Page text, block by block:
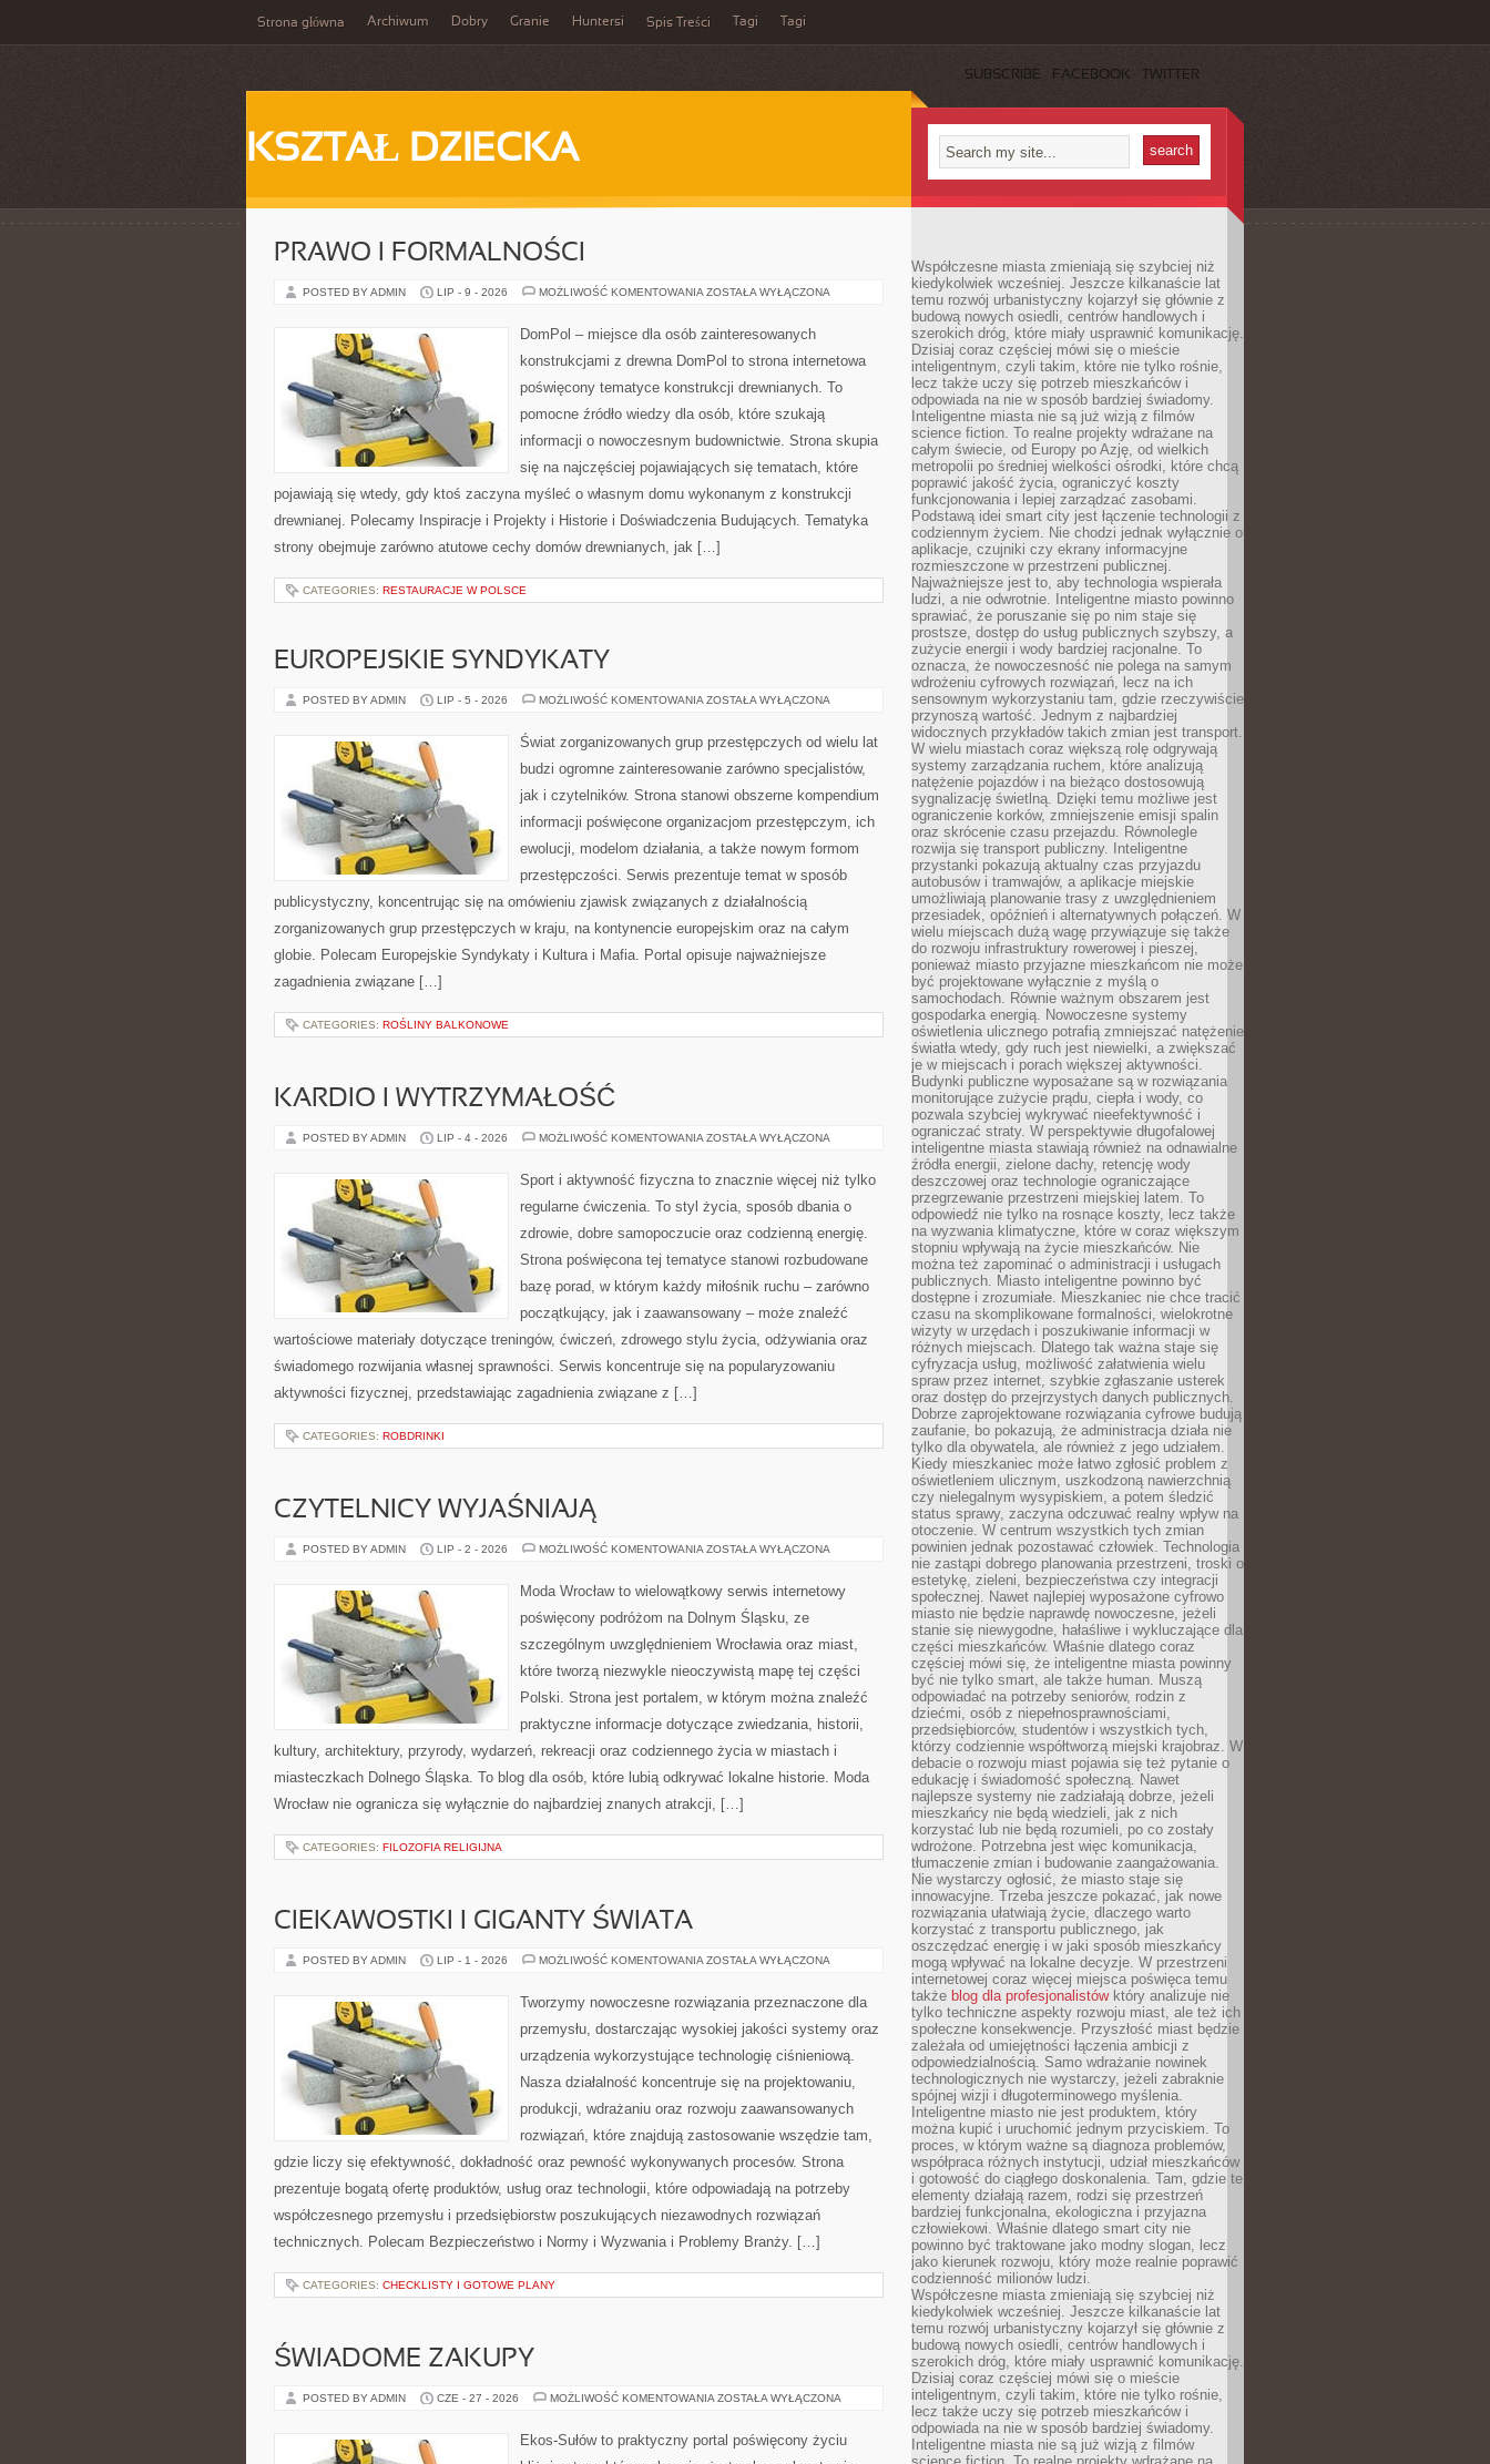
Strona główna Archiwum Dobry Granie Huntersi Spis Treści Tagi Tagi
SUBSCRIBE FACEBOOK TWITTER
KSZTAŁ DZIECKA
PRAWO I FORMALNOŚCI
POSTED BY ADMIN LIP - 9 - 2026 MOŻLIWOŚĆ KOMENTOWANIA PRAWO
ZOSTAŁA WYŁĄCZONA
DomPol – miejsce dla osób zainteresowanych
konstrukcjami z drewna DomPol to strona internetowa
poświęcony tematyce konstrukcji drewnianych. To
pomocne źródło wiedzy dla osób, które szukają
informacji o nowoczesnym budownictwie. Strona skupia
się na najczęściej pojawiających się tematach, które
pojawiają się wtedy, gdy ktoś zaczyna myśleć o własnym domu wykonanym z konstrukcji
drewnianej. Polecamy Inspiracje i Projekty i Historie i Doświadczenia Budujących. Tematyka
strony obejmuje zarówno atutowe cechy domów drewnianych, jak […]
CATEGORIES: RESTAURACJE W POLSCE
EUROPEJSKIE SYNDYKATY
POSTED BY ADMIN LIP - 5 - 2026 MOŻLIWOŚĆ KOMENTOWANIA EUROPEJSKIE
ZOSTAŁA WYŁĄCZONA
Świat zorganizowanych grup przestępczych od wielu lat
budzi ogromne zainteresowanie zarówno specjalistów,
jak i czytelników. Strona stanowi obszerne kompendium
informacji poświęcone organizacjom przestępczym, ich
ewolucji, modelom działania, a także nowym formom
przestępczości. Serwis prezentuje temat w sposób
publicystyczny, koncentrując się na omówieniu zjawisk związanych z działalnością
zorganizowanych grup przestępczych w kraju, na kontynencie europejskim oraz na całym
globie. Polecam Europejskie Syndykaty i Kultura i Mafia. Portal opisuje najważniejsze
zagadnienia związane […]
CATEGORIES: ROŚLINY BALKONOWE
KARDIO I WYTRZYMAŁOŚĆ
POSTED BY ADMIN LIP - 4 - 2026 MOŻLIWOŚĆ KOMENTOWANIA KARDIO
ZOSTAŁA WYŁĄCZONA
Sport i aktywność fizyczna to znacznie więcej niż tylko
regularne ćwiczenia. To styl życia, sposób dbania o
zdrowie, dobre samopoczucie oraz codzienną energię.
Strona poświęcona tej tematyce stanowi rozbudowane
bazę porad, w którym każdy miłośnik ruchu – zarówno
początkujący, jak i zaawansowany – może znaleźć
wartościowe materiały dotyczące treningów, ćwiczeń, zdrowego stylu życia, odżywiania oraz
świadomego rozwijania własnej sprawności. Serwis koncentruje się na popularyzowaniu
aktywności fizycznej, przedstawiając zagadnienia związane z […]
CATEGORIES: ROBDRINKI
CZYTELNICY WYJAŚNIAJĄ
POSTED BY ADMIN LIP - 2 - 2026 MOŻLIWOŚĆ KOMENTOWANIA CZYTELNICY
ZOSTAŁA WYŁĄCZONA
Moda Wrocław to wielowątkowy serwis internetowy
poświęcony podróżom na Dolnym Śląsku, ze
szczególnym uwzględnieniem Wrocławia oraz miast,
które tworzą niezwykle nieoczywistą mapę tej części
Polski. Strona jest portalem, w którym można znaleźć
praktyczne informacje dotyczące zwiedzania, historii,
kultury, architektury, przyrody, wydarzeń, rekreacji oraz codziennego życia w miastach i
miasteczkach Dolnego Śląska. To blog dla osób, które lubią odkrywać lokalne historie. Moda
Wrocław nie ogranicza się wyłącznie do najbardziej znanych atrakcji, […]
CATEGORIES: FILOZOFIA RELIGIJNA
CIEKAWOSTKI I GIGANTY ŚWIATA
POSTED BY ADMIN LIP - 1 - 2026 MOŻLIWOŚĆ KOMENTOWANIA CIEKAWOSTKI
ŚWIATA
ZOSTAŁA WYŁĄCZONA
Tworzymy nowoczesne rozwiązania przeznaczone dla
przemysłu, dostarczając wysokiej jakości systemy oraz
urządzenia wykorzystujące technologię ciśnieniową.
Nasza działalność koncentruje się na projektowaniu,
produkcji, wdrażaniu oraz rozwoju zaawansowanych
rozwiązań, które znajdują zastosowanie wszędzie tam,
gdzie liczy się efektywność, dokładność oraz pewność wykonywanych procesów. Strona
prezentuje bogatą ofertę produktów, usług oraz technologii, które odpowiadają na potrzeby
współczesnego przemysłu i przedsiębiorstw poszukujących niezawodnych rozwiązań
technicznych. Polecam Bezpieczeństwo i Normy i Wyzwania i Problemy Branży. […]
CATEGORIES: CHECKLISTY I GOTOWE PLANY
ŚWIADOME ZAKUPY
POSTED BY ADMIN CZE - 27 - 2026 MOŻLIWOŚĆ KOMENTOWANIA ŚWIADOME
ZOSTAŁA WYŁĄCZONA
Ekos-Sułów to praktyczny portal poświęcony życiu
Współczesne miasta zmieniają się szybciej niż
kiedykolwiek wcześniej. Jeszcze kilkanaście lat
temu rozwój urbanistyczny kojarzył się głównie z
budową nowych osiedli, centrów handlowych i
szerokich dróg, które miały usprawnić komunikację.
Dzisiaj coraz częściej mówi się o mieście
inteligentnym, czyli takim, które nie tylko rośnie,
lecz także uczy się potrzeb mieszkańców i
odpowiada na nie w sposób bardziej świadomy.
Inteligentne miasta nie są już wizją z filmów
science fiction. To realne projekty wdrażane na
całym świecie, od Europy po Azję, od wielkich
metropolii po średniej wielkości ośrodki, które chcą
poprawić jakość życia, ograniczyć koszty
funkcjonowania i lepiej zarządzać zasobami.
Podstawą idei smart city jest łączenie technologii z
codziennym życiem. Nie chodzi jednak wyłącznie o
aplikacje, czujniki czy ekrany informacyjne
rozmieszczone w przestrzeni publicznej.
Najważniejsze jest to, aby technologia wspierała
ludzi, a nie odwrotnie. Inteligentne miasto powinno
sprawiać, że poruszanie się po nim staje się
prostsze, dostęp do usług publicznych szybszy, a
zużycie energii i wody bardziej racjonalne. To
oznacza, że nowoczesność nie polega na samym
wdrożeniu cyfrowych rozwiązań, lecz na ich
sensownym wykorzystaniu tam, gdzie rzeczywiście
przynoszą wartość. Jednym z najbardziej
widocznych przykładów takich zmian jest transport.
W wielu miastach coraz większą rolę odgrywają
systemy zarządzania ruchem, które analizują
natężenie pojazdów i na bieżąco dostosowują
sygnalizację świetlną. Dzięki temu możliwe jest
ograniczenie korków, zmniejszenie emisji spalin
oraz skrócenie czasu przejazdu. Równolegle
rozwija się transport publiczny. Inteligentne
przystanki pokazują aktualny czas przyjazdu
autobusów i tramwajów, a aplikacje miejskie
umożliwiają planowanie trasy z uwzględnieniem
przesiadek, opóźnień i alternatywnych połączeń. W
wielu miejscach dużą wagę przywiązuje się także
do rozwoju infrastruktury rowerowej i pieszej,
ponieważ miasto przyjazne mieszkańcom nie może
być projektowane wyłącznie z myślą o
samochodach. Równie ważnym obszarem jest
gospodarka energią. Nowoczesne systemy
oświetlenia ulicznego potrafią zmniejszać natężenie
światła wtedy, gdy ruch jest niewielki, a zwiększać
je w miejscach i porach większej aktywności.
Budynki publiczne wyposażane są w rozwiązania
monitorujące zużycie prądu, ciepła i wody, co
pozwala szybciej wykrywać nieefektywność i
ograniczać straty. W perspektywie długofalowej
inteligentne miasta stawiają również na odnawialne
źródła energii, zielone dachy, retencję wody
deszczowej oraz technologie ograniczające
przegrzewanie przestrzeni miejskiej latem. To
odpowiedź nie tylko na rosnące koszty, lecz także
na wyzwania klimatyczne, które w coraz większym
stopniu wpływają na życie mieszkańców. Nie
można też zapominać o administracji i usługach
publicznych. Miasto inteligentne powinno być
dostępne i zrozumiałe. Mieszkaniec nie chce tracić
czasu na skomplikowane formalności, wielokrotne
wizyty w urzędach i poszukiwanie informacji w
różnych miejscach. Dlatego tak ważna staje się
cyfryzacja usług, możliwość załatwienia wielu
spraw przez internet, szybkie zgłaszanie usterek
oraz dostęp do przejrzystych danych publicznych.
Dobrze zaprojektowane rozwiązania cyfrowe budują
zaufanie, bo pokazują, że administracja działa nie
tylko dla obywatela, ale również z jego udziałem.
Kiedy mieszkaniec może łatwo zgłosić problem z
oświetleniem ulicznym, uszkodzoną nawierzchnią
czy nielegalnym wysypiskiem, a potem śledzić
status sprawy, zaczyna odczuwać realny wpływ na
otoczenie. W centrum wszystkich tych zmian
powinien jednak pozostawać człowiek. Technologia
nie zastąpi dobrego planowania przestrzeni, troski o
estetykę, zieleni, bezpieczeństwa czy integracji
społecznej. Nawet najlepiej wyposażone cyfrowo
miasto nie będzie naprawdę nowoczesne, jeżeli
stanie się niewygodne, hałaśliwe i wykluczające dla
części mieszkańców. Właśnie dlatego coraz
częściej mówi się, że inteligentne miasta powinny
być nie tylko smart, ale także human. Muszą
odpowiadać na potrzeby seniorów, rodzin z
dziećmi, osób z niepełnosprawnościami,
przedsiębiorców, studentów i wszystkich tych,
którzy codziennie współtworzą miejski krajobraz. W
debacie o rozwoju miast pojawia się też pytanie o
edukację i świadomość społeczną. Nawet
najlepsze systemy nie zadziałają dobrze, jeżeli
mieszkańcy nie będą wiedzieli, jak z nich
korzystać lub nie będą rozumieli, po co zostały
wdrożone. Potrzebna jest więc komunikacja,
tłumaczenie zmian i budowanie zaangażowania.
Nie wystarczy ogłosić, że miasto staje się
innowacyjne. Trzeba jeszcze pokazać, jak nowe
rozwiązania ułatwiają życie, dlaczego warto
korzystać z transportu publicznego, jak
oszczędzać energię i w jaki sposób mieszkańcy
mogą wpływać na lokalne decyzje. W przestrzeni
internetowej coraz więcej miejsca poświęca temu
także blog dla profesjonalistówktóry analizuje nie
tylko techniczne aspekty rozwoju miast, ale też ich
społeczne konsekwencje. Przyszłość miast będzie
zależała od umiejętności łączenia ambicji z
odpowiedzialnością. Samo wdrażanie nowinek
technologicznych nie wystarczy, jeżeli zabraknie
spójnej wizji i długoterminowego myślenia.
Inteligentne miasto nie jest produktem, który
można kupić i uruchomić jednym przyciskiem. To
proces, w którym ważne są diagnoza problemów,
współpraca różnych instytucji, udział mieszkańców
i gotowość do ciągłego doskonalenia. Tam, gdzie te
elementy działają razem, rodzi się przestrzeń
bardziej funkcjonalna, ekologiczna i przyjazna
człowiekowi. Właśnie dlatego smart city nie
powinno być traktowane jako modny slogan, lecz
jako kierunek rozwoju, który może realnie poprawić
codzienność milionów ludzi.
Współczesne miasta zmieniają się szybciej niż
kiedykolwiek wcześniej. Jeszcze kilkanaście lat
temu rozwój urbanistyczny kojarzył się głównie z
budową nowych osiedli, centrów handlowych i
szerokich dróg, które miały usprawnić komunikację.
Dzisiaj coraz częściej mówi się o mieście
inteligentnym, czyli takim, które nie tylko rośnie,
lecz także uczy się potrzeb mieszkańców i
odpowiada na nie w sposób bardziej świadomy.
Inteligentne miasta nie są już wizją z filmów